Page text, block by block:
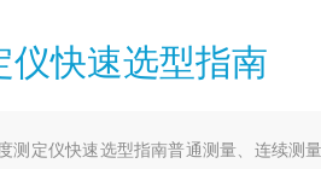
仪快速选型指南
测定仪快速选型指南普通测量、连续测